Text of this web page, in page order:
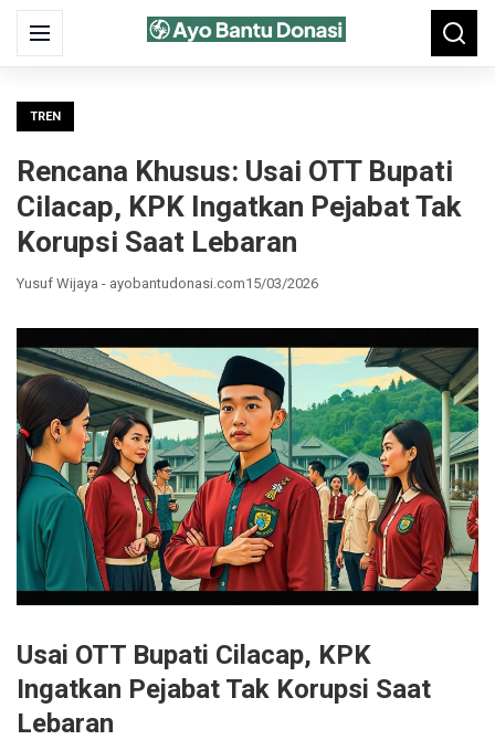
Menu
Search
for:
TREN
Rencana Khusus: Usai OTT Bupati
Cilacap, KPK Ingatkan Pejabat Tak
Korupsi Saat Lebaran
Yusuf Wijaya - ayobantudonasi.com15/03/2026
Usai OTT Bupati Cilacap, KPK
Ingatkan Pejabat Tak Korupsi Saat
Lebaran